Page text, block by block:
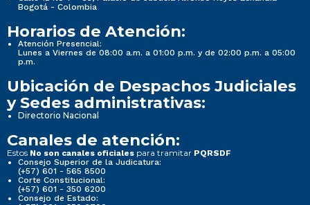
Bogotá - Colombia
Horarios de Atención:
Atención Presencial:
Lunes a Viernes de 08:00 a.m. a 01:00 p.m. y de 02:00 p.m. a 05:00
p.m.
Ubicación de Despachos Judiciales
y Sedes administrativas:
Directorio Nacional
Canales de atención:
Estos No son canales oficiales para tramitar PQRSDF
Consejo Superior de la Judicatura:
(+57) 601 - 565 8500
Corte Constitucional:
(+57) 601 - 350 6200
Consejo de Estado: